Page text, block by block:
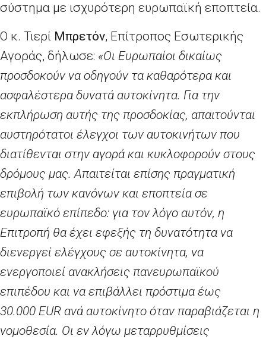
σύστημα με ισχυρότερη ευρωπαϊκή εποπτεία.
Ο κ. Τιερί Μπρετόν, Επίτροπος Εσωτερικής
Αγοράς, δήλωσε: «Οι Ευρωπαίοι δικαίως
προσδοκούν να οδηγούν τα καθαρότερα και
ασφαλέστερα δυνατά αυτοκίνητα. Για την
εκπλήρωση αυτής της προσδοκίας, απαιτούνται
αυστηρότατοι έλεγχοι των αυτοκινήτων που
διατίθενται στην αγορά και κυκλοφορούν στους
δρόμους μας. Απαιτείται επίσης πραγματική
επιβολή των κανόνων και εποπτεία σε
ευρωπαϊκό επίπεδο: για τον λόγο αυτόν, η
Επιτροπή θα έχει εφεξής τη δυνατότητα να
διενεργεί ελέγχους σε αυτοκίνητα, να
ενεργοποιεί ανακλήσεις πανευρωπαϊκού
επιπέδου και να επιβάλλει πρόστιμα έως
30.000 EUR ανά αυτοκίνητο όταν παραβιάζεται η
νομοθεσία. Οι εν λόγω μεταρρυθμίσεις